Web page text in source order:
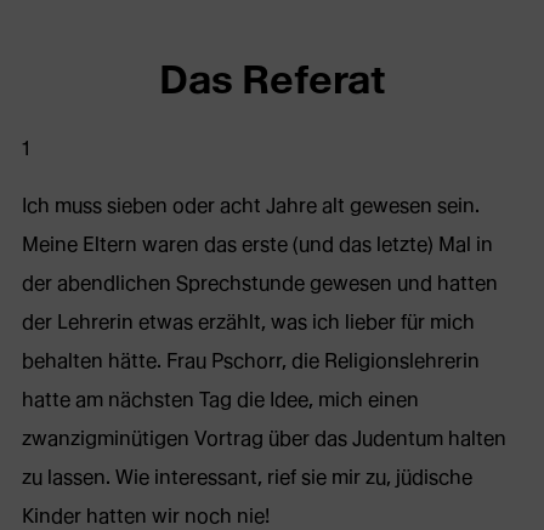
Das Referat
1
Ich muss sieben oder acht Jahre alt gewesen sein.
Meine Eltern waren das erste (und das letzte) Mal in
der abendlichen Sprechstunde gewesen und hatten
der Lehrerin etwas erzählt, was ich lieber für mich
behalten hätte. Frau Pschorr, die Religionslehrerin
hatte am nächsten Tag die Idee, mich einen
zwanzigminütigen Vortrag über das Judentum halten
zu lassen. Wie interessant, rief sie mir zu, jüdische
Kinder hatten wir noch nie!